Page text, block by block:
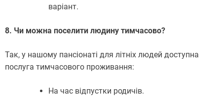
варіант.
8. Чи можна поселити людину тимчасово?
Так, у нашому пансіонаті для літніх людей доступна
послуга тимчасового проживання:
На час відпустки родичів.